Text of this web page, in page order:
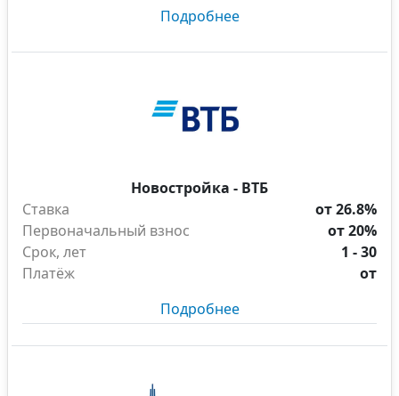
Подробнее
Новостройка - ВТБ
Ставка
от 26.8%
Первоначальный взнос
от 20%
Срок, лет
1 - 30
Платёж
от
Подробнее